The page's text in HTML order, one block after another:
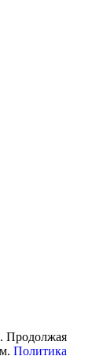
Продолжая
Политика